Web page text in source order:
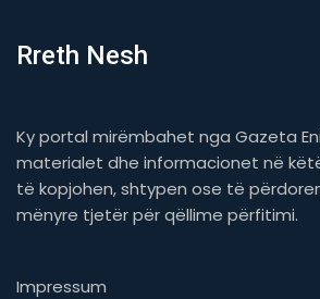
Rreth Nesh
Ky portal mirëmbahet nga Gazeta
materialet dhe informacionet në
të kopjohen, shtypen ose të
mënyre tjetër për qëllime përfitimi.
Impressum